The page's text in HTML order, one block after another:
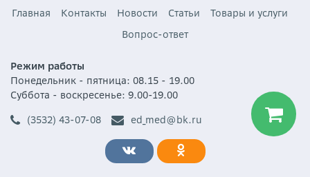
Главная Контакты Новости Статьи
Товары и услуги
Вопрос-ответ
Режим работы
Понедельник - пятница: 08.15 - 19.00
Суббота - воскресенье: 9.00-19.00
(3532) 43-07-08
ed_med@bk.ru